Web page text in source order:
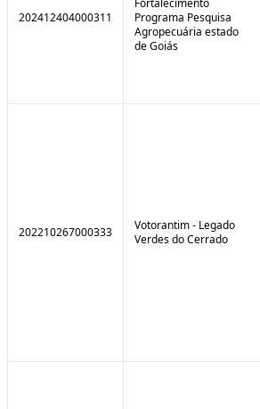
202412404000311
Fortalecimento
Programa Pesquisa
Agropecuária estado
de Goiás
202210267000333
Votorantim - Legado
Verdes do Cerrado